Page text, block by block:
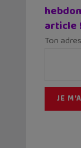
article !
Ton